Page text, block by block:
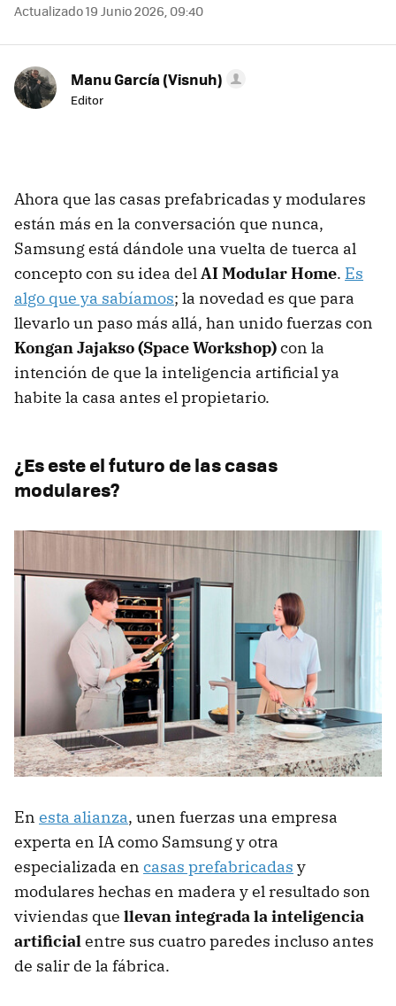
Actualizado 19 Junio 2026, 09:40
Manu García (Visnuh)
Editor
Ahora que las casas prefabricadas y modulares
están más en la conversación que nunca,
Samsung está dándole una vuelta de tuerca al
concepto con su idea delAI Modular Home. Es
algo que ya sabíamos; la novedad es que para
llevarlo un paso más allá, han unido fuerzas con
Kongan Jajakso (Space Workshop)con la
intención de que la inteligencia artificial ya
habite la casa antes el propietario.
¿Es este el futuro de las casas
modulares?
En esta alianza, unen fuerzas una empresa
experta en IA como Samsung y otra
especializada en casas prefabricadas y
modulares hechas en madera y el resultado son
viviendas que llevan integrada la inteligencia
artificialentre sus cuatro paredes incluso antes
de salir de la fábrica.